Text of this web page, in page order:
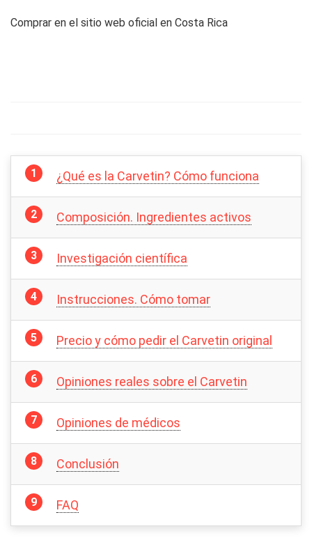
Comprar en el sitio web oficial en Costa Rica
¿Qué es la Carvetin? Cómo funciona
Composición. Ingredientes activos
Investigación científica
Instrucciones. Cómo tomar
Precio y cómo pedir el Carvetin original
Opiniones reales sobre el Carvetin
Opiniones de médicos
Conclusión
FAQ